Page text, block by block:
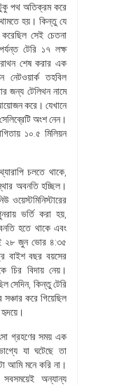
পথ অতিক্রম করে
হয়। কিন্তু যে
করেছিল সেই চেতনা
টেরি ১৭ লক্ষ
শেষ করার এক
নেটওয়ার্ক তহবিল
জন্য টেলিথন নামে
করে। যেখানে
অংশ নেন।
১০.৫ মিলিয়ন
চলতে থাকে,
অবনতি হচ্ছিল।
ওয়েস্টমিনিস্টারের
ভর্তি করা হয়,
হতে থাকে এবং
২৮ জুন ভোর ৪:৩৫
বাইশ বছর বয়সের
চির বিদায় নেয়।
সেদিন, কিন্তু টেরি
সঞ্চার করে গিয়েছিল
হৃদয়ে।
গ্রহণের সময় এক
যা ঘটেছে তা
আমি মনে করি না।
সবসময়েই অন্যান্য